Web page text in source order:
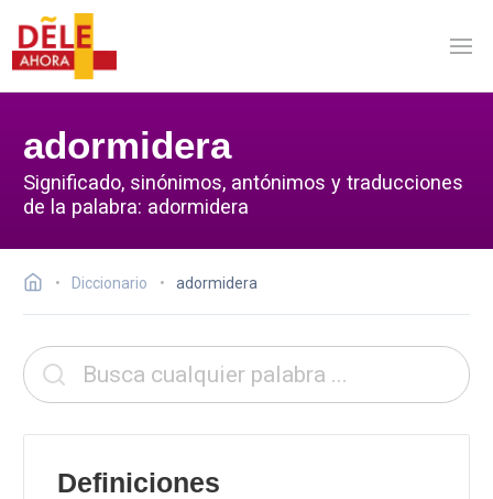
adormidera
Significado, sinónimos, antónimos y traducciones
de la palabra: adormidera
Diccionario adormidera
Definiciones